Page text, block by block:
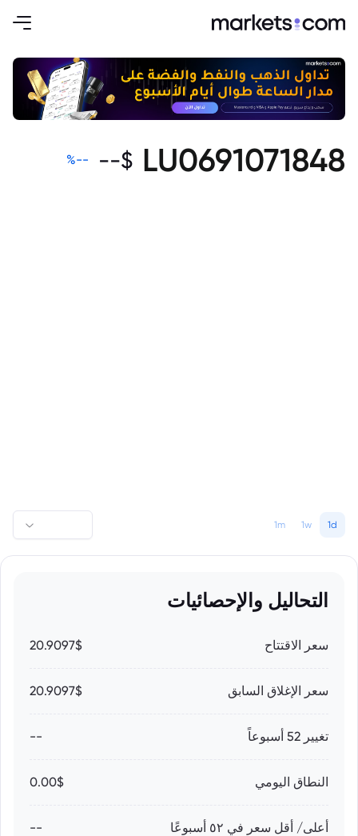
LU0691071848
$
--
--
%
1d
1w
1m
التحاليل والإحصائيات
سعر الاقتتاح 20.9097$
سعر الإغلاق السابق 20.9097$
تغيير 52 أسبوعاً --
النطاق اليومي 0.00$
أعلى/ أقل سعر في ٥٢ أسبوعًا --